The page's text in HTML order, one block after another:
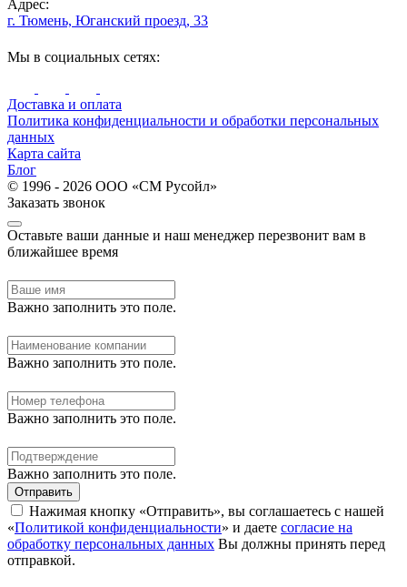
Адрес:
г. Тюмень, Юганский проезд, 33
Мы в социальных сетях:
Доставка и оплата
Политика конфиденциальности и обработки персональных
данных
Карта сайта
Блог
© 1996 - 2026 ООО «СМ Русойл»
Заказать звонок
Оставьте ваши данные и наш менеджер перезвонит вам в
ближайшее время
Важно заполнить это поле.
Важно заполнить это поле.
Важно заполнить это поле.
Важно заполнить это поле.
Отправить
Нажимая кнопку «Отправить», вы соглашаетесь с нашей
«Политикой конфиденциальности» и даете согласие на
обработку персональных данных Вы должны принять перед
отправкой.